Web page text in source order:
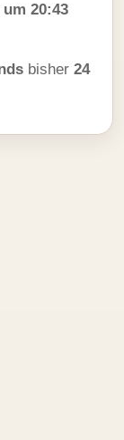
um 20:43
bisher 24